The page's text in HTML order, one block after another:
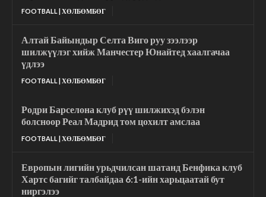
FOOTBALL | ХӨЛБӨМБӨГ
Алтай Байындыр Селта Виго руу зээлээр
шилжүүлэг хийж Манчестер Юнайтед хаалгачаа
үдлээ
FOOTBALL | ХӨЛБӨМБӨГ
Родри Барселона клуб рүү шилжихэд бэлэн
болсноор Реал Мадрид том цохилт амслаа
FOOTBALL | ХӨЛБӨМБӨГ
Европын лигийн урьдчилсан шатанд Бенфика клуб
Хартс багийг талбайдаа 6:1-ийн харьцаатай бут
ниргэлээ